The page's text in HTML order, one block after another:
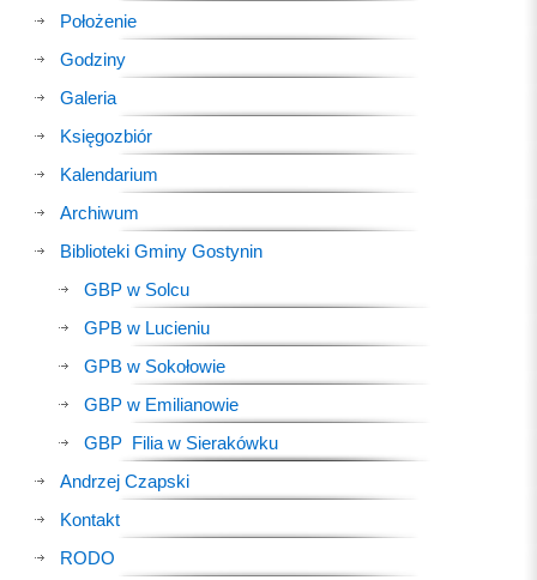
Położenie
Godziny
Galeria
Księgozbiór
Kalendarium
Archiwum
Biblioteki Gminy Gostynin
GBP w Solcu
GPB w Lucieniu
GPB w Sokołowie
GBP w Emilianowie
GBP Filia w Sierakówku
Andrzej Czapski
Kontakt
RODO